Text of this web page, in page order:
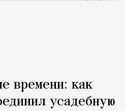
времени: как
усадебную